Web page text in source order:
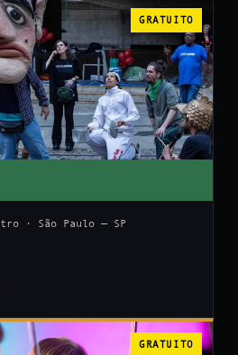
GRATUITO
· São Paulo — SP
GRATUITO